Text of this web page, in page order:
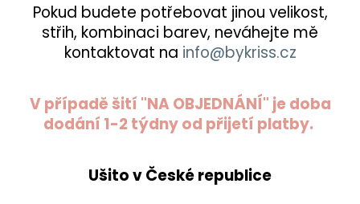
Pokud budete potřebovat jinou velikost,
střih, kombinaci barev, neváhejte mě
kontaktovat na info@bykriss.cz
V případě šití "NA OBJEDNÁNÍ" je doba
dodání 1-2 týdny od přijetí platby.
Ušito v České republice